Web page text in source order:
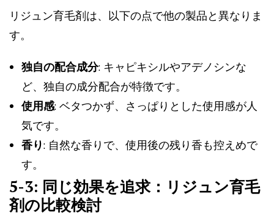
リジュン育毛剤は、以下の点で他の製品と異なりま
す。
独自の配合成分: キャピキシルやアデノシンな
ど、独自の成分配合が特徴です。
使用感: ベタつかず、さっぱりとした使用感が人
気です。
香り: 自然な香りで、使用後の残り香も控えめで
す。
5-3: 同じ効果を追求：リジュン育毛
剤の比較検討